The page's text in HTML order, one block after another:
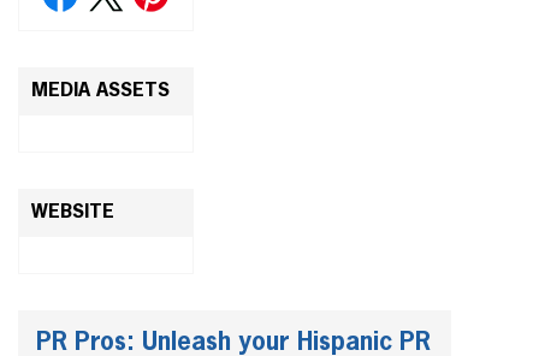
MEDIA ASSETS
WEBSITE
PR Pros: Unleash your Hispanic PR